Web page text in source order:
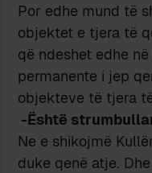
Por edhe mund të
objektet e tjera të
që ndeshet edhe
permanente i jep
objekteve të tjera
-Është
Ne e shikojmë
duke qenë atje.